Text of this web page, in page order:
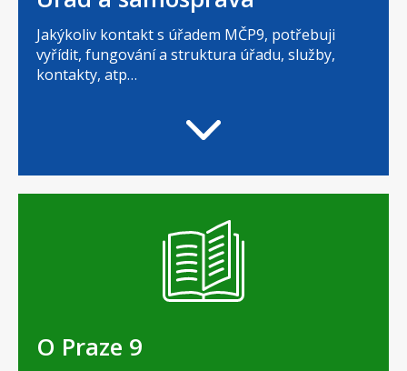
Jakýkoliv kontakt s úřadem MČP9, potřebuji
vyřídit, fungování a struktura úřadu, služby,
kontakty, atp…
O Praze 9